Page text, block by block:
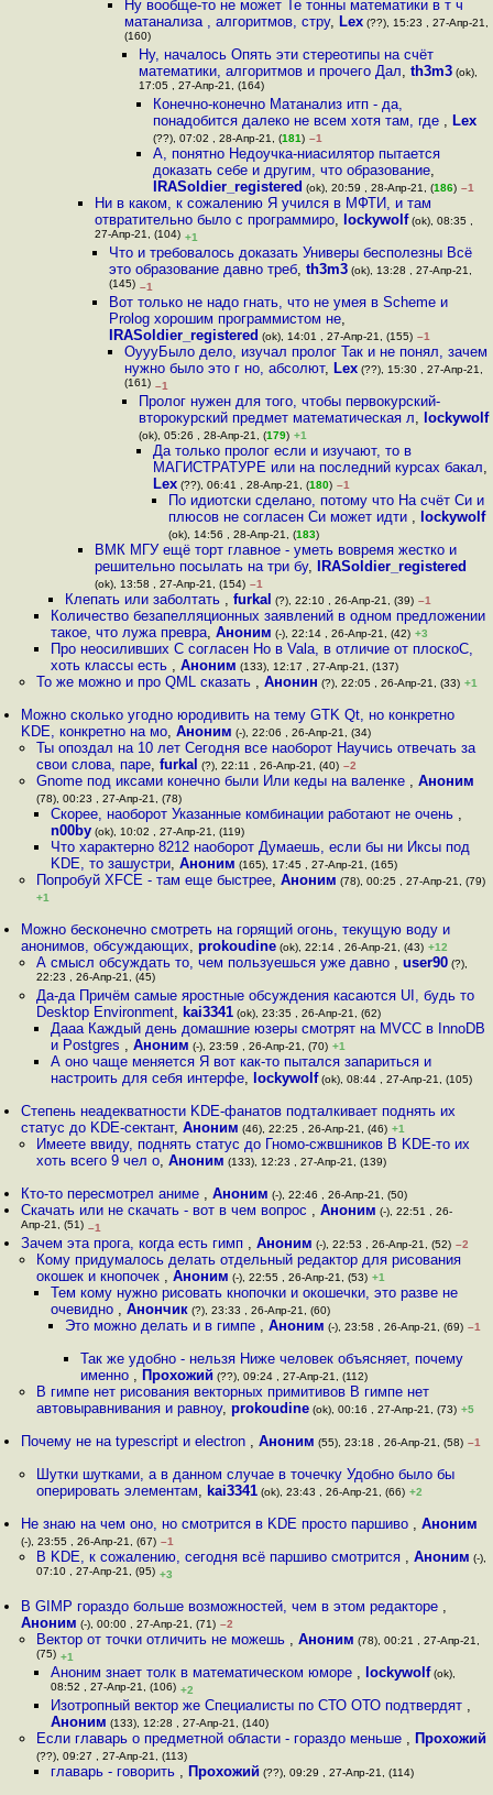
Ну вообще-то не может Те тонны математики в т ч
матанализа , алгоритмов, стру, Lex(??), 15:23 , 27-Апр-21,
(160)
Ну, началось Опять эти стереотипы на счёт
математики, алгоритмов и прочего Дал, th3m3(ok),
17:05 , 27-Апр-21, (164)
Конечно-конечно Матанализ итп - да,
понадобится далеко не всем хотя там, где , Lex
(??), 07:02 , 28-Апр-21, (181) –1
А, понятно Недоучка-ниасилятор пытается
доказать себе и другим, что образование,
IRASoldier_registered (ok), 20:59 , 28-Апр-21, (186) –1
Ни в каком, к сожалению Я учился в МФТИ, и там
отвратительно было с программиро, lockywolf(ok), 08:35 ,
27-Апр-21, (104) +1
Что и требовалось доказать Универы бесполезны Всё
это образование давно треб,th3m3 (ok), 13:28 , 27-Апр-21,
(145) –1
Вот только не надо гнать, что не умея в Scheme и
Prolog хорошим программистом не,
IRASoldier_registered (ok), 14:01 , 27-Апр-21, (155) –1
ОуууБыло дело, изучал пролог Так и не понял, зачем
нужно было это г но, абсолют, Lex(??), 15:30 , 27-Апр-21,
(161) –1
Пролог нужен для того, чтобы первокурский-
второкурский предмет математическая л, lockywolf
(ok), 05:26 , 28-Апр-21, (179) +1
Да только пролог если и изучают, то в
МАГИСТРАТУРЕ или на последний курсах бакал,
Lex (??), 06:41 , 28-Апр-21, (180) –1
По идиотски сделано, потому что На счёт Си и
плюсов не согласен Си может идти , lockywolf
(ok), 14:56 , 28-Апр-21, (183)
ВМК МГУ ещё торт главное - уметь вовремя жестко и
решительно посылать на три бу, IRASoldier_registered
(ok), 13:58 , 27-Апр-21, (154) –1
Клепать или заболтать ,furkal (?), 22:10 , 26-Апр-21, (39) –1
Количество безапелляционных заявлений в одном предложении
такое, что лужа превра, Аноним (-), 22:14 , 26-Апр-21, (42) +3
Про неосиливших C согласен Но в Vala, в отличие от плоскоC,
хоть классы есть , Аноним (133), 12:17 , 27-Апр-21, (137)
То же можно и про QML сказать , Анонин (?), 22:05 , 26-Апр-21, (33) +1
Можно сколько угодно юродивить на тему GTK Qt, но конкретно
KDE, конкретно на мо,Аноним (-), 22:06 , 26-Апр-21, (34)
Ты опоздал на 10 лет Сегодня все наоборот Научись отвечать за
свои слова, паре, furkal (?), 22:11 , 26-Апр-21, (40) –2
Gnome под иксами конечно были Или кеды на валенке , Аноним
(78), 00:23 , 27-Апр-21, (78)
Скорее, наоборот Указанные комбинации работают не очень ,
n00by(ok), 10:02 , 27-Апр-21, (119)
Что характерно 8212 наоборот Думаешь, если бы ни Иксы под
KDE, то зашустри, Аноним (165), 17:45 , 27-Апр-21, (165)
Попробуй XFCE - там еще быстрее, Аноним (78), 00:25 , 27-Апр-21, (79)
+1
Можно бесконечно смотреть на горящий огонь, текущую воду и
анонимов, обсуждающих,prokoudine (ok), 22:14 , 26-Апр-21, (43) +12
А смысл обсуждать то, чем пользуешься уже давно , user90(?),
22:23 , 26-Апр-21, (45)
Да-да Причём самые яростные обсуждения касаются UI, будь то
Desktop Environment, kai3341(ok), 23:35 , 26-Апр-21, (62)
Дааа Каждый день домашние юзеры смотрят на MVCC в InnoDB
и Postgres , Аноним (-), 23:59 , 26-Апр-21, (70) +1
А оно чаще меняется Я вот как-то пытался запариться и
настроить для себя интерфе, lockywolf(ok), 08:44 , 27-Апр-21, (105)
Степень неадекватности KDE-фанатов подталкивает поднять их
статус до KDE-сектант,Аноним (46), 22:25 , 26-Апр-21, (46) +1
Имеете ввиду, поднять статус до Гномо-сжвшников В KDE-то их
хоть всего 9 чел о, Аноним (133), 12:23 , 27-Апр-21, (139)
Кто-то пересмотрел аниме ,Аноним (-), 22:46 , 26-Апр-21, (50)
Скачать или не скачать - вот в чем вопрос ,Аноним (-), 22:51 , 26-
Апр-21, (51) –1
Зачем эта прога, когда есть гимп ,Аноним (-), 22:53 , 26-Апр-21, (52) –2
Кому придумалось делать отдельный редактор для рисования
окошек и кнопочек , Аноним (-), 22:55 , 26-Апр-21, (53) +1
Тем кому нужно рисовать кнопочки и окошечки, это разве не
очевидно , Анончик(?), 23:33 , 26-Апр-21, (60)
Это можно делать и в гимпе ,Аноним (-), 23:58 , 26-Апр-21, (69) –1
Так же удобно - нельзя Ниже человек объясняет, почему
именно , Прохожий (??), 09:24 , 27-Апр-21, (112)
В гимпе нет рисования векторных примитивов В гимпе нет
автовыравнивания и равноу, prokoudine(ok), 00:16 , 27-Апр-21, (73) +5
Почему не на typescript и electron ,Аноним (55), 23:18 , 26-Апр-21, (58) –1
Шутки шутками, а в данном случае в точечку Удобно было бы
оперировать элементам, kai3341(ok), 23:43 , 26-Апр-21, (66) +2
Не знаю на чем оно, но смотрится в KDE просто паршиво ,Аноним
(-), 23:55 , 26-Апр-21, (67) –1
В KDE, к сожалению, сегодня всё паршиво смотрится , Аноним (-),
07:10 , 27-Апр-21, (95) +3
В GIMP гораздо больше возможностей, чем в этом редакторе ,
Аноним (-), 00:00 , 27-Апр-21, (71) –2
Вектор от точки отличить не можешь , Аноним (78), 00:21 , 27-Апр-21,
(75) +1
Аноним знает толк в математическом юморе , lockywolf(ok),
08:52 , 27-Апр-21, (106) +2
Изотропный вектор же Специалисты по СТО ОТО подтвердят ,
Аноним (133), 12:28 , 27-Апр-21, (140)
Если главарь о предметной области - гораздо меньше , Прохожий
(??), 09:27 , 27-Апр-21, (113)
главарь - говорить , Прохожий (??), 09:29 , 27-Апр-21, (114)